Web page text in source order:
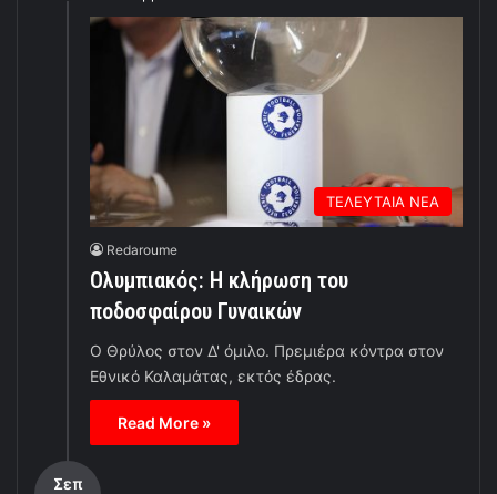
ΤΕΛΕΥΤΑΙΑ ΝΕΑ
Redaroume
Ολυμπιακός: Η κλήρωση του
ποδοσφαίρου Γυναικών
Ο Θρύλος στον Δ' όμιλο. Πρεμιέρα κόντρα στον
Εθνικό Καλαμάτας, εκτός έδρας.
Read More »
Σεπ